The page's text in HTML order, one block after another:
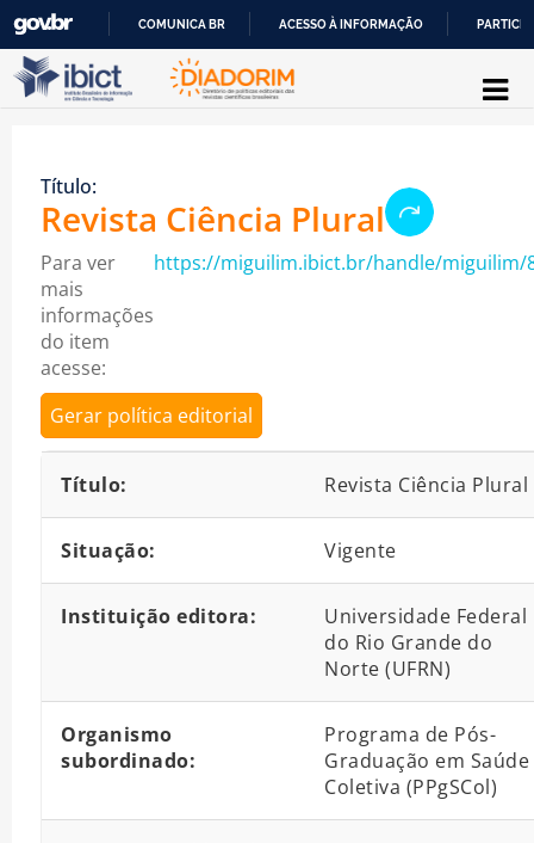
IR
COMUNICA BR ACESSO À INFORMAÇÃO
Pular para o conteúdo
Título:
Revista Ciência Plural
Para ver
mais
informações
do item
acesse:
https://miguilim.ibict.br/handle/miguilim/
Gerar política editorial
Título: Revista Ciência Plural
Situação: Vigente
Instituição editora:
Universidade Federal
do Rio Grande do
Norte (UFRN)
Organismo
subordinado:
Programa de Pós-
Graduação em Saúde
Coletiva (PPgSCol)